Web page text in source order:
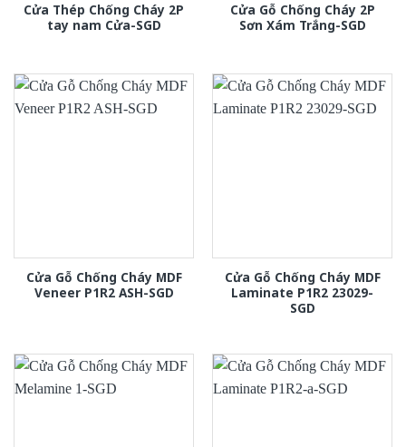
Cửa Thép Chống Cháy 2P
tay nam Cửa-SGD
Cửa Gỗ Chống Cháy 2P
Sơn Xám Trắng-SGD
Cửa Gỗ Chống Cháy MDF
Veneer P1R2 ASH-SGD
Cửa Gỗ Chống Cháy MDF
Laminate P1R2 23029-
SGD